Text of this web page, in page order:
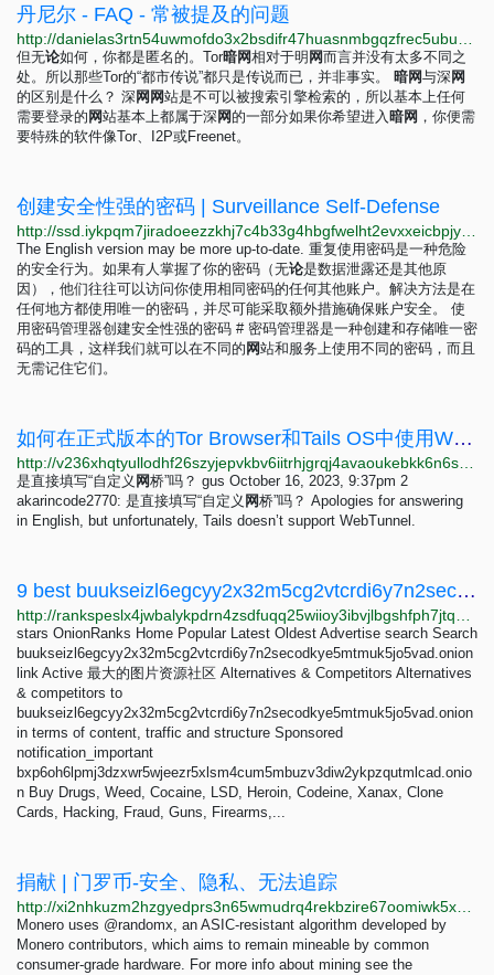
丹尼尔 - FAQ - 常被提及的问题
但无论如何，你都是匿名的。Tor暗网相对于明 网而言并没有太多不同之
处。所以那些Tor的“都市传说”都只是传说而已，并非事实。 暗网与深网
的区别是什么？ 深网 网站是不可以被搜索引擎检索的，所以基本上任何
需要登录的 网站基本上都属于深网 的一部分如果你希望进入暗网 ，你便需
要特殊的软件像Tor、I2P或Freenet。
创建安全性强的密码 | Surveillance Self-Defense
The English version may be more up-to-date. 重复使用密码是一种危险
的安全行为。如果有人掌握了你的密码（无论是数据泄露还是其他原
因），他们往往可以访问你使用相同密码的任何其他账户。解决方法是在
任何地方都使用唯一的密码，并尽可能采取额外措施确保账户安全。 使
用密码管理器创建安全性强的密码 # 密码管理器是一种创建和存储唯一密
码的工具，这样我们就可以在不同的 网站和服务上使用不同的密码，而且
无需记住它们。
如何在正式版本的Tor Browser和Tails OS中使用WebTunnel网桥？ - In your language - Tor Project Forum
是直接填写“自定义 网桥”吗？ gus October 16, 2023, 9:37pm 2
akarincode2770: 是直接填写“自定义 网桥”吗？ Apologies for answering
in English, but unfortunately, Tails doesn’t support WebTunnel.
9 best buukseizl6egcyy2x32m5cg2vtcrdi6y7n2secodkye5mtmuk5jo5vad.onion Alternatives - OnionRanks
stars OnionRanks Home Popular Latest Oldest Advertise search Search
buukseizl6egcyy2x32m5cg2vtcrdi6y7n2secodkye5mtmuk5jo5vad.onion
link Active 最大的图片资源社区 Alternatives & Competitors Alternatives
& competitors to
buukseizl6egcyy2x32m5cg2vtcrdi6y7n2secodkye5mtmuk5jo5vad.onion
in terms of content, traffic and structure Sponsored
notification_important
bxp6oh6lpmj3dzxwr5wjeezr5xlsm4cum5mbuzv3diw2ykpzqutmlcad.onio
n Buy Drugs, Weed, Cocaine, LSD, Heroin, Codeine, Xanax, Clone
Cards, Hacking, Fraud, Guns, Firearms,...
捐献 | 门罗币-安全、隐私、无法追踪
Monero uses @randomx, an ASIC-resistant algorithm developed by
Monero contributors, which aims to remain mineable by common
consumer-grade hardware. For more info about mining see the